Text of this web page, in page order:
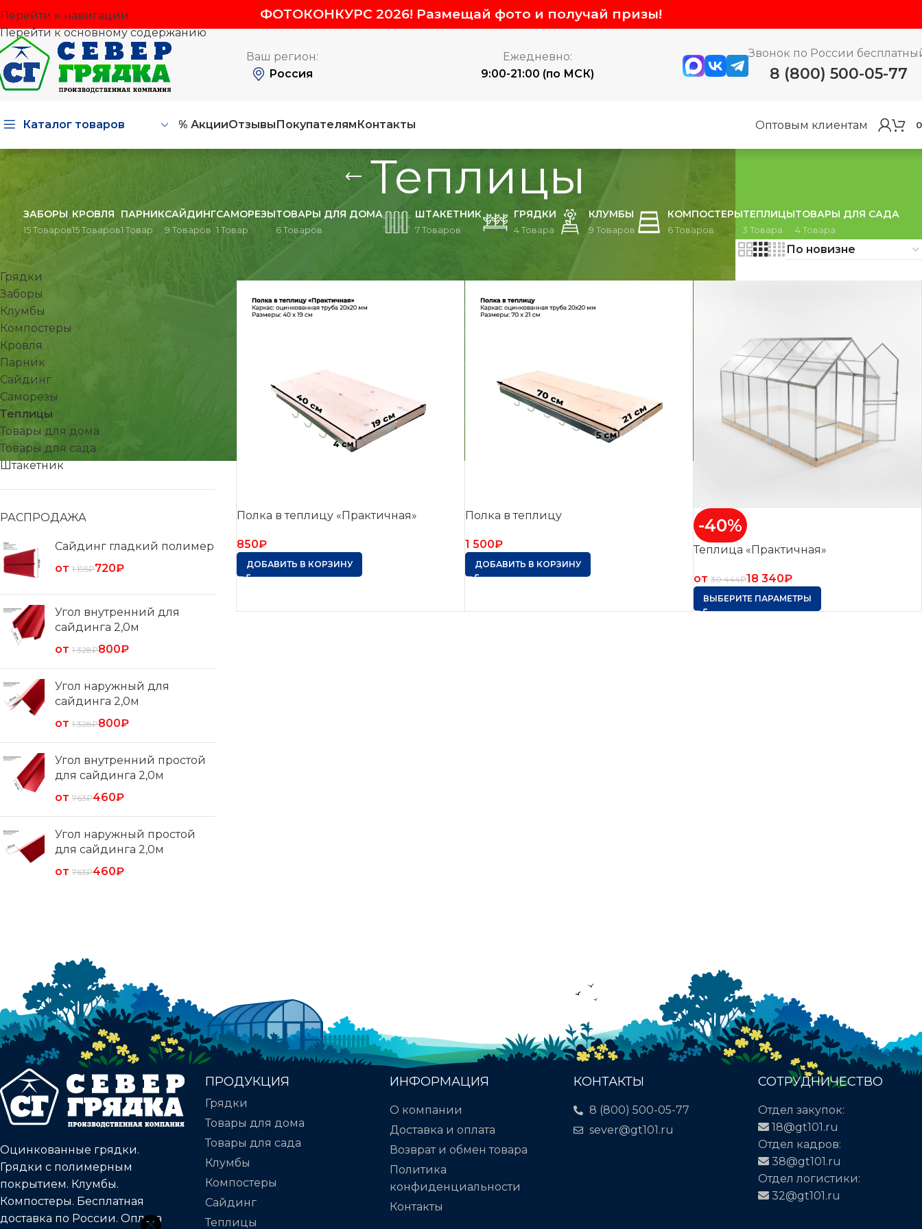
Перейти к навигации
Перейти к основному содержанию
ФОТОКОНКУРС 2026! Размещай фото и получай призы!
Ваш регион:
Россия
Ежедневно:
9:00-21:00 (по МСК)
Звонок по России
8 (800) 500-05-77
Каталог товаров % АкцииОтзывыПокупателямКонтакты Оптовым клиентам 0
Теплицы
ЗАБОРЫ
15 Товаров
КРОВЛЯ
15 Товаров
ПАРНИК
1 Товар
САЙДИНГ
9 Товаров
САМОРЕЗЫ
1 Товар
ТОВАРЫ ДЛЯ ДОМА
6 Товаров
ШТАКЕТНИК
7 Товаров
ГРЯДКИ
4 Товара
КЛУМБЫ
9 Товаров
КОМПОСТЕРЫ
6 Товаров
ТЕПЛИЦЫ
3 Товара
ТОВАРЫ ДЛЯ САДА
4 Товара
КАТЕГОРИИ ТОВАРОВ
Грядки
Заборы
Клумбы
Компостеры
Кровля
Парник
Сайдинг
Саморезы
Теплицы
Товары для дома
Товары для сада
Штакетник
РАСПРОДАЖА
Сайдинг гладкий полимер
от 1 195₽720₽
Угол внутренний для
сайдинга 2,0м
от 1 328₽800₽
Угол наружный для
сайдинга 2,0м
от 1 328₽800₽
Угол внутренний простой
для сайдинга 2,0м
от 763₽460₽
Угол наружный простой
для сайдинга 2,0м
от 763₽460₽
/Теплицы
Полка в теплицу «Практичная»
850₽
ДОБАВИТЬ В КОРЗИНУ
Полка в теплицу
1 500₽
ДОБАВИТЬ В КОРЗИНУ
-40%
Теплица «Практичная»
от 30 444₽18 340₽
ВЫБЕРИТЕ ПАРАМЕТРЫ
Оцинкованные грядки.
Грядки с полимерным
покрытием. Клумбы.
Компостеры. Бесплатная
доставка по России. Оплата
ПРОДУКЦИЯ
Грядки
Товары для дома
Товары для сада
Клумбы
Компостеры
Сайдинг
Теплицы
ИНФОРМАЦИЯ
О компании
Доставка и оплата
Возврат и обмен товара
Политика
конфиденциальности
Контакты
КОНТАКТЫ
8 (800) 500-05-77
sever@gt101.ru
СОТРУДНИЧЕСТВО
Отдел закупок:
18@gt101.ru
Отдел кадров:
38@gt101.ru
Отдел логистики:
32@gt101.ru